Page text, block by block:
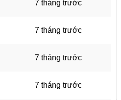
7 tháng trước
7 tháng trước
7 tháng trước
7 tháng trước